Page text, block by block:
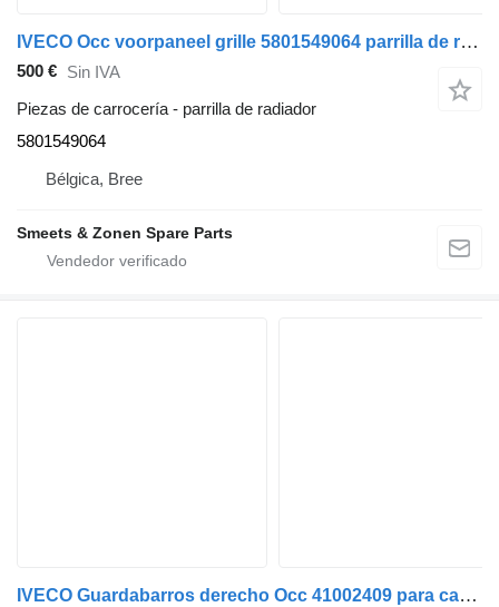
IVECO Occ voorpaneel grille 5801549064 parrilla de radiador para camión
500 € Sin IVA
Piezas de carrocería - parrilla de radiador
5801549064
Bélgica, Bree
Smeets & Zonen Spare Parts
IVECO Guardabarros derecho Occ 41002409 para camión